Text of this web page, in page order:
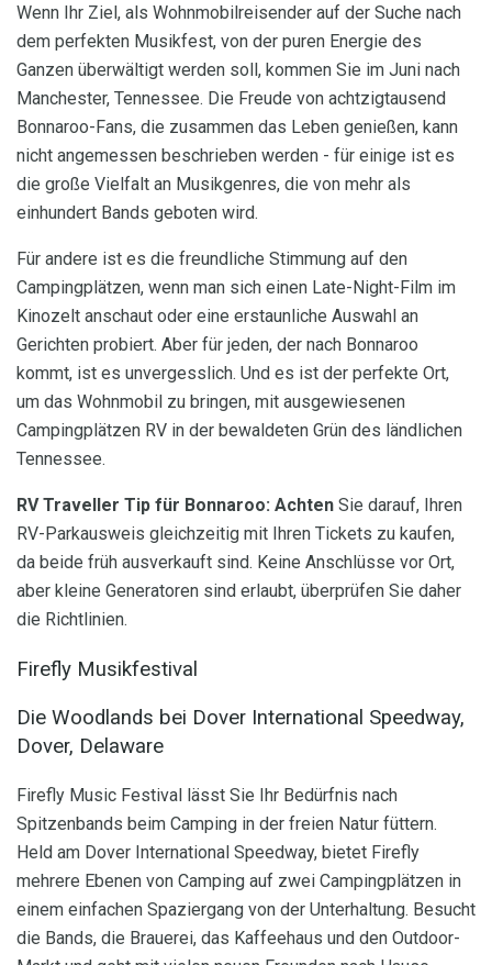
Wenn Ihr Ziel, als Wohnmobilreisender auf der Suche nach
dem perfekten Musikfest, von der puren Energie des
Ganzen überwältigt werden soll, kommen Sie im Juni nach
Manchester, Tennessee. Die Freude von achtzigtausend
Bonnaroo-Fans, die zusammen das Leben genießen, kann
nicht angemessen beschrieben werden - für einige ist es
die große Vielfalt an Musikgenres, die von mehr als
einhundert Bands geboten wird.
Für andere ist es die freundliche Stimmung auf den
Campingplätzen, wenn man sich einen Late-Night-Film im
Kinozelt anschaut oder eine erstaunliche Auswahl an
Gerichten probiert. Aber für jeden, der nach Bonnaroo
kommt, ist es unvergesslich. Und es ist der perfekte Ort,
um das Wohnmobil zu bringen, mit ausgewiesenen
Campingplätzen RV in der bewaldeten Grün des ländlichen
Tennessee.
RV Traveller Tip für Bonnaroo: Achten Sie darauf, Ihren
RV-Parkausweis gleichzeitig mit Ihren Tickets zu kaufen,
da beide früh ausverkauft sind. Keine Anschlüsse vor Ort,
aber kleine Generatoren sind erlaubt, überprüfen Sie daher
die Richtlinien.
Firefly Musikfestival
Die Woodlands bei Dover International Speedway,
Dover, Delaware
Firefly Music Festival lässt Sie Ihr Bedürfnis nach
Spitzenbands beim Camping in der freien Natur füttern.
Held am Dover International Speedway, bietet Firefly
mehrere Ebenen von Camping auf zwei Campingplätzen in
einem einfachen Spaziergang von der Unterhaltung. Besucht
die Bands, die Brauerei, das Kaffeehaus und den Outdoor-